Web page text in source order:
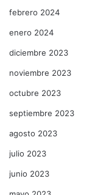
febrero 2024
enero 2024
diciembre 2023
noviembre 2023
octubre 2023
septiembre 2023
agosto 2023
julio 2023
junio 2023